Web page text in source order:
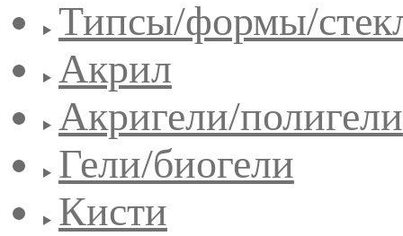
Типсы/формы/
Акрил
Акригели/полигели
Гели/биогели
Кисти